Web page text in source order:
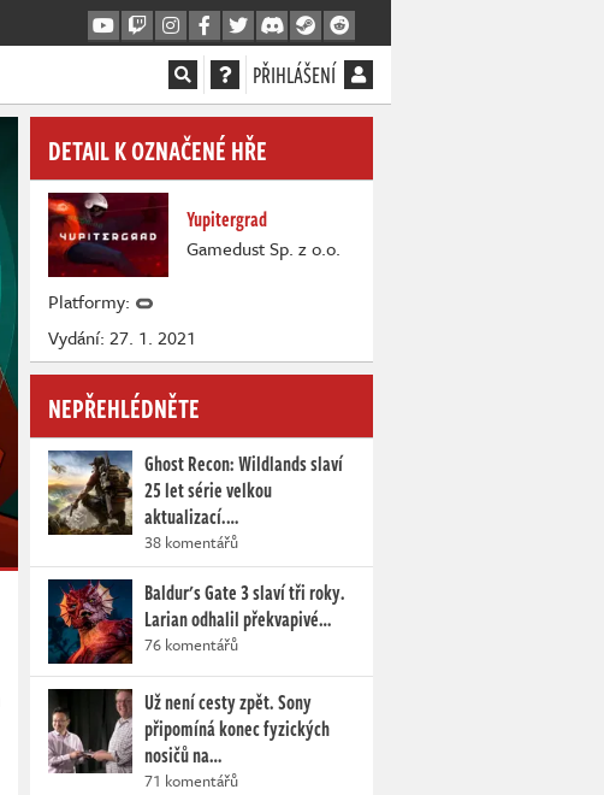
PŘIHLÁŠENÍ
DETAIL K OZNAČENÉ HŘE
Yupitergrad
Gamedust Sp. z o.o.
Platformy:
Vydání: 27. 1. 2021
NEPŘEHLÉDNĚTE
Ghost Recon: Wildlands slaví
25 let série velkou
aktualizací.…
38 komentářů
Baldur's Gate 3 slaví tři roky.
Larian odhalil překvapivé…
76 komentářů
Už není cesty zpět. Sony
připomíná konec fyzických
nosičů na…
71 komentářů